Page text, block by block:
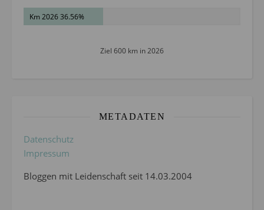
Km 2026 36.56%
Ziel 600 km in 2026
METADATEN
Datenschutz
Impressum
Bloggen mit Leidenschaft seit 14.03.2004